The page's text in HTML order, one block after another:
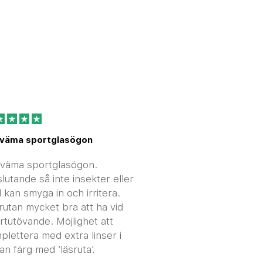
sportglasögon
sportglasögon.
så inte insekter eller
kan smyga in och irritera.
mycket bra att ha vid
Möjlighet att
med extra linser i
färg med ‘läsruta’.